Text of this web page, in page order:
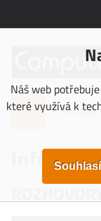
Náš web
které využívá k